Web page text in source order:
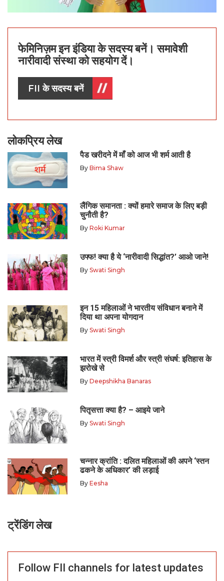
फेमिनिज़म इन इंडिया के सदस्य बनें। समावेशी
नारीवादी संस्था को सहयोग दें।
FII के सदस्य बनें
लोकप्रिय लेख
पैड खरीदने में माँ को आज भी शर्म आती है
By Bima Shaw
लैंगिक समानता : क्यों हमारे समाज के लिए बड़ी
चुनौती है?
By Roki Kumar
उफ्फ! क्या है ये ‘नारीवादी सिद्धांत?’ आओ जाने!
By Swati Singh
इन 15 महिलाओं ने भारतीय संविधान बनाने में
दिया था अपना योगदान
By Swati Singh
भारत में स्त्री विमर्श और स्त्री संघर्ष: इतिहास के
झरोखे से
By Deepshikha Banaras
पितृसत्ता क्या है? – आइये जाने
By Swati Singh
चन्नार क्रांति : दलित महिलाओं की अपने ‘स्तन
ढकने के अधिकार’ की लड़ाई
By Eesha
ट्रेंडिंग लेख
Follow FII channels for latest updates